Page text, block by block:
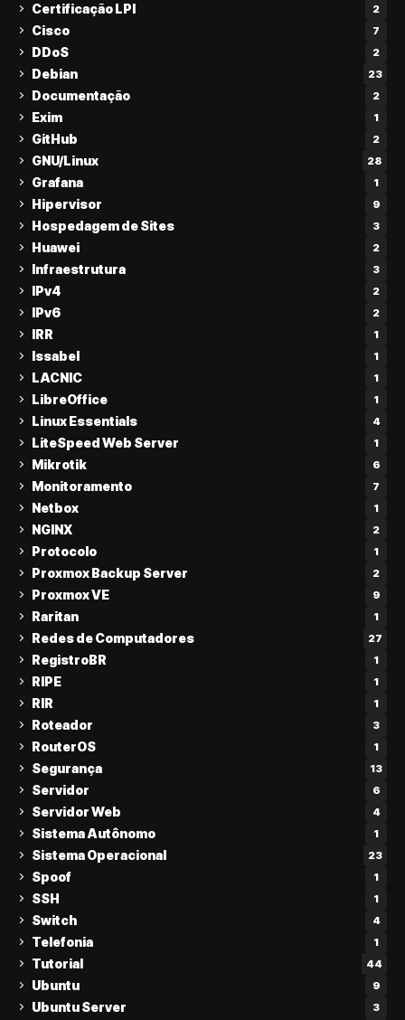
Certificação LPI 2
Cisco 7
DDoS 2
Debian 23
Documentação 2
Exim 1
GitHub 2
GNU/Linux 28
Grafana 1
Hipervisor 9
Hospedagem de Sites 3
Huawei 2
Infraestrutura 3
IPv4 2
IPv6 2
IRR 1
Issabel 1
LACNIC 1
LibreOffice 1
Linux Essentials 4
LiteSpeed Web Server 1
Mikrotik 6
Monitoramento 7
Netbox 1
NGINX 2
Protocolo 1
Proxmox Backup Server 2
Proxmox VE 9
Raritan 1
Redes de Computadores 27
RegistroBR 1
RIPE 1
RIR 1
Roteador 3
RouterOS 1
Segurança 13
Servidor 6
Servidor Web 4
Sistema Autônomo 1
Sistema Operacional 23
Spoof 1
SSH 1
Switch 4
Telefonia 1
Tutorial 44
Ubuntu 9
Ubuntu Server 3